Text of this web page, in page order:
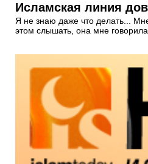
Исламская линия
Я не знаю даже что делать...
этом слышать, она мне